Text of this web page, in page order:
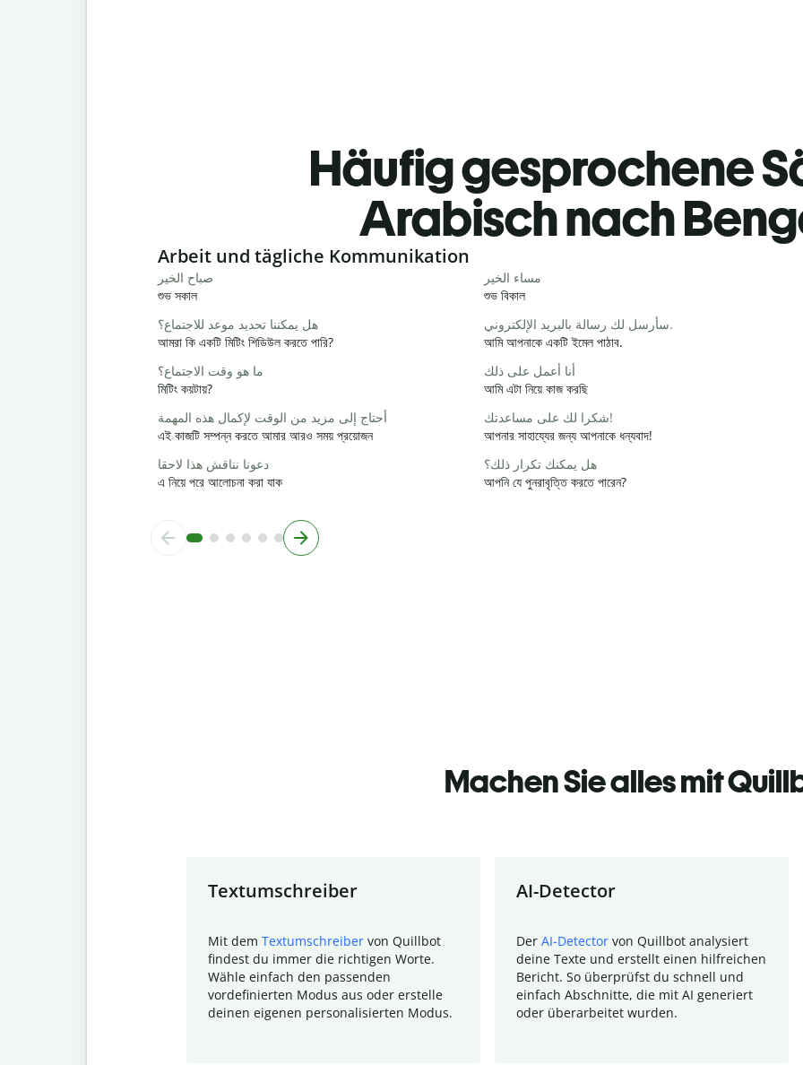
Häufig gesprochene
Arabisch nach
Slide 1 of 6
Arbeit und tägliche Kommunikation
صباح الخير
শুভ সকাল
مساء الخير
শুভ বিকাল
هل يمكننا تحديد موعد للاجتماع؟
আমরা কি একটি মিটিং শিডিউল করতে পারি?
سأرسل لك رسالة بالبريد الإلكتروني.
আমি আপনাকে একটি ইমেল পাঠাব.
ما هو وقت الاجتماع؟
মিটিং কয়টায়?
أنا أعمل على ذلك
আমি এটা নিয়ে কাজ করছি
أحتاج إلى مزيد من الوقت لإكمال هذه المهمة
এই কাজটি সম্পন্ন করতে আমার আরও সময় প্রয়োজন
شكرا لك على مساعدتك!
আপনার সাহায্যের জন্য আপনাকে ধন্যবাদ!
دعونا نناقش هذا لاحقا
এ নিয়ে পরে আলোচনা করা যাক
هل يمكنك تكرار ذلك؟
আপনি যে পুনরাবৃত্তি করতে পারেন?
Machen Sie alles mit
Textumschreiber
Mit dem Textumschreiber von Quillbot
findest du immer die richtigen Worte.
Wähle einfach den passenden
vordefinierten Modus aus oder erstelle
deinen eigenen personalisierten Modus.
AI-Detector
Der AI-Detector von Quillbot analysiert
deine Texte und erstellt einen hilfreichen
Bericht. So überprüfst du schnell und
einfach Abschnitte, die mit AI generiert
oder überarbeitet wurden.